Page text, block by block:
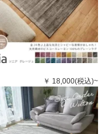
￥ 18,000(税込)~